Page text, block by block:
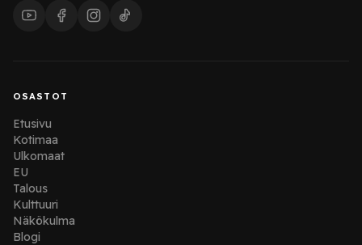
OSASTOT
Etusivu
Kotimaa
Ulkomaat
EU
Talous
Kulttuuri
Näkökulma
Blogi